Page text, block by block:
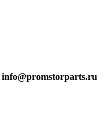
info@promstorparts.ru